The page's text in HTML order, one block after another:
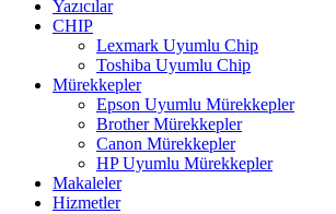
Yazıcılar
CHIP
Lexmark Uyumlu Chip
Toshiba Uyumlu Chip
Mürekkepler
Epson Uyumlu Mürekkepler
Brother Mürekkepler
Canon Mürekkepler
HP Uyumlu Mürekkepler
Makaleler
Hizmetler